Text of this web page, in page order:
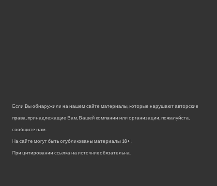
Если Вы обнаружили на нашем сайте материалы, которые нарушают авторские
права, принадлежащие Вам, Вашей компании или организации, пожалуйста,
сообщите нам.
На сайте могут быть опубликованы материалы 18+!
При цитировании ссылка на источник обязательна.